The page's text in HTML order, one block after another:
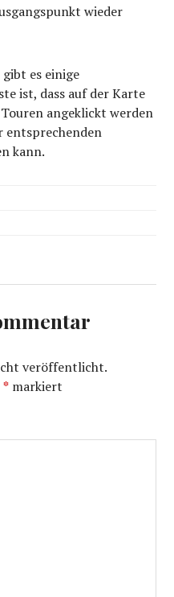
wieder
es einige
ist, dass auf der Karte
angeklickt werden
entsprechenden
kann.
veröffentlicht.
* markiert